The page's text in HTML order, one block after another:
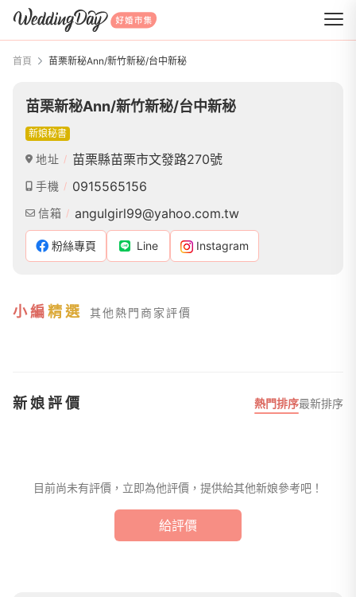
WeddingDay 好婚市集
首頁 苗栗新秘Ann/新竹新秘/台中新秘
苗栗新秘Ann/新竹新秘/台中新秘
新娘秘書
地址 苗栗縣苗栗市文發路270號
手機 0915565156
信箱 angulgirl99@yahoo.com.tw
粉絲專頁 Line Instagram
小編精選 其他熱門商家評價
新娘評價 熱門排序最新排序
目前尚未有評價，立即為他評價，提供給其他新娘參考吧！
給評價